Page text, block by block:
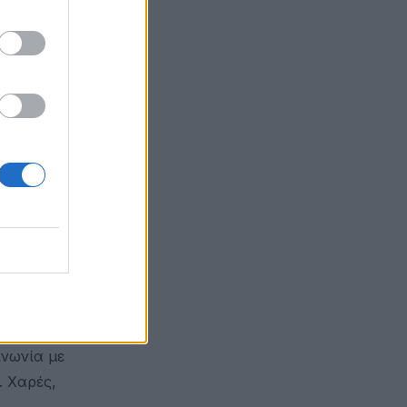
σας ή
μείνετε
τον
το
με
Χαρές,